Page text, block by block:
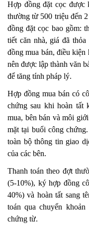
Hợp đồng đặt cọc được
thường từ 500 triệu đến
đồng đặt cọc bao gồm:
tiết căn nhà, giá đã
đồng mua bán, điều kiện
nên được lập thành văn
để tăng tính pháp lý.
Hợp đồng mua bán có
chứng sau khi hoàn tất
mua, bên bán và môi
mặt tại buổi công
toàn bộ thông tin giao
của các bên.
Thanh toán theo đợt
(5-10%), ký hợp đồng
40%) và hoàn tất sang
toán qua chuyển
chứng từ.